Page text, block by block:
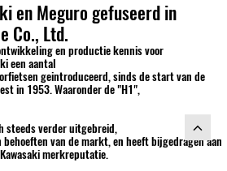
en Meguro gefuseerd in
Co., Ltd.
en productie kennis voor
een aantal
geintroduceerd, sinds de start van de
in 1953. Waaronder de "H1",
steeds verder uitgebreid,
van de markt, en heeft bijgedragen aan
merkreputatie.